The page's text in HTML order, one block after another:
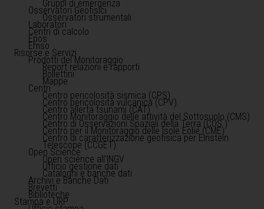
Gruppi di emergenza
Osservatori Geofisici
Osservatori strumentali
Laboratori
Centri di calcolo
Epos
Emso
Risorse e Servizi
Prodotti del Monitoraggio
Report relazioni e rapporti
Bollettini
Mappe
Centri
Centro pericolosità sismica (CPS)
Centro pericolosità vulcanica (CPV)
Centro allerta tsunami (CAT)
Centro Monitoraggio delle attività del Sottosuolo (CMS)
Centro di Osservazioni Spaziali della Terra (COS )
Centro per il Monitoraggio delle Isole Eolie (CME)
Centro di caratterizzazione geofisica per Einstein
Telescope (CCGET)
Open Science
Open science all'INGV
Ufficio gestione dati
Cataloghi e banche dati
Archivi e Banche Dati
Brevetti
Biblioteche
Stampa e URP